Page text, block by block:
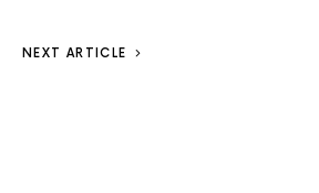
NEXT ARTICLE